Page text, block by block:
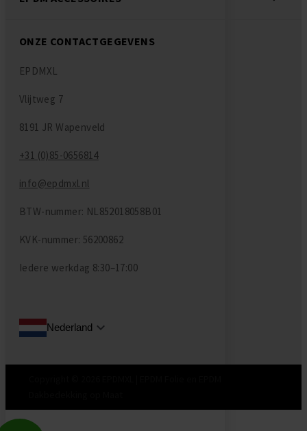
ONZE CONTACTGEGEVENS
EPDMXL
Vlijtweg 7
8191 JR Wapenveld
+31 (0)85-0656814
info@epdmxl.nl
BTW-nummer: NL852018058B01
KVK-nummer: 56200862
Iedere werkdag 8:30–17:00
Nederland